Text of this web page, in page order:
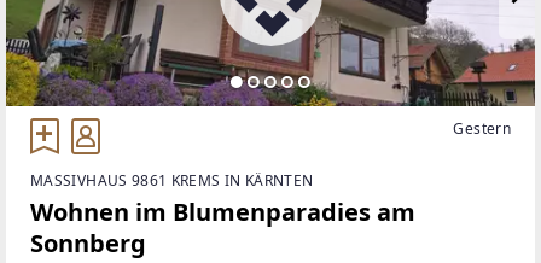
Gestern
MASSIVHAUS 9861 KREMS IN KÄRNTEN
Wohnen im Blumenparadies am
Sonnberg